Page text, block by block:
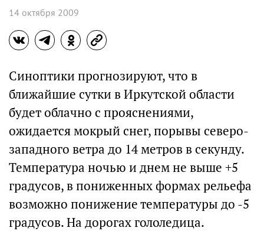
14 октября 2009
Синоптики прогнозируют, что в
ближайшие сутки в Иркутской области
будет облачно с прояснениями,
ожидается мокрый снег, порывы северо-
западного ветра до 14 метров в секунду.
Температура ночью и днем не выше +5
градусов, в пониженных формах рельефа
возможно понижение температуры до -5
градусов. На дорогах гололедица.